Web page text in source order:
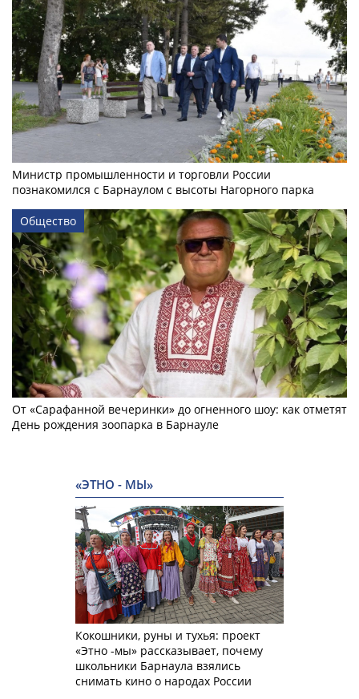
Министр промышленности и торговли России
познакомился с Барнаулом с высоты Нагорного парка
Общество
От «Сарафанной вечеринки» до огненного шоу: как отметят
День рождения зоопарка в Барнауле
«ЭТНО - МЫ»
Кокошники, руны и тухья: проект
«Этно -мы» рассказывает, почему
школьники Барнаула взялись
снимать кино о народах России